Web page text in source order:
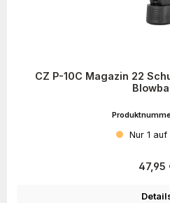
CZ P-10C Magazin 22
Nur 1 auf
47,95